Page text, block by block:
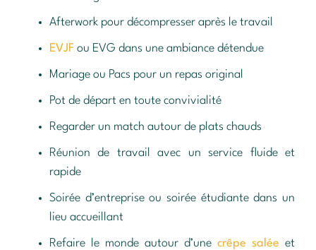
Afterwork pour décompresser après le travail
EVJF ou EVG dans une ambiance détendue
Mariage ou Pacs pour un repas original
Pot de départ en toute convivialité
Regarder un match autour de plats chauds
Réunion de travail avec un service fluide et
rapide
Soirée d’entreprise ou soirée étudiante dans un
lieu accueillant
Refaire le monde autour d’une crêpe salée et